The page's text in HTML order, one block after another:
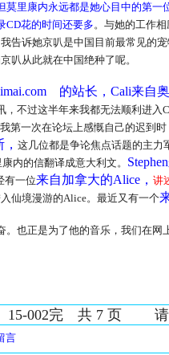
莫里康内永远都是她心目中的第一位
CD花的时间还要多。与她的工作
诉她京叭是中国目前最常见的
叭从此就在中国绝种了呢。
的站长，Cali来自
不过这半年来我都无法顺利进入
第一次在论坛上感慨自己的迟到
这几位都是争论焦点话题的主力
内的信翻译成意大利文。
有一位来自加拿大的Alice， 讲
仙境漫游的Alice。最近又有一个
正是为了他的音乐，我们在网
请浏
言